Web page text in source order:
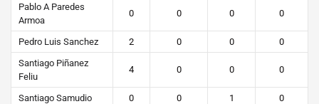
Pablo A Paredes
Armoa
0 0 0 0
Pedro Luis Sanchez 2 0 0
0
Santiago Piñanez
Feliu
4 0 0 0
Santiago Samudio 0 0 1
0